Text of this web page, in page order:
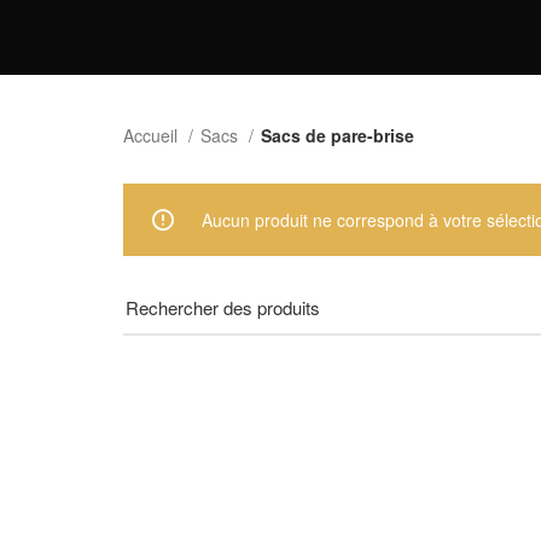
Accueil Sacs Sacs de pare-brise
Aucun produit ne correspond à votre